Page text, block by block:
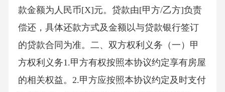
款金额为人民币[X]元。贷款由[甲方/乙方]负责
偿还，具体还款方式及金额以与贷款银行签订
的贷款合同为准。二、双方权利义务（一）甲
方权利义务1.甲方有权按照本协议约定享有房屋
的相关权益。2.甲方应按照本协议约定及时支付